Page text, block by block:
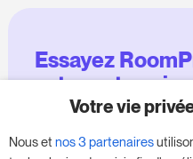
Essayez
votre entreprise
Votre vie
Nous et nos 3 partenaires